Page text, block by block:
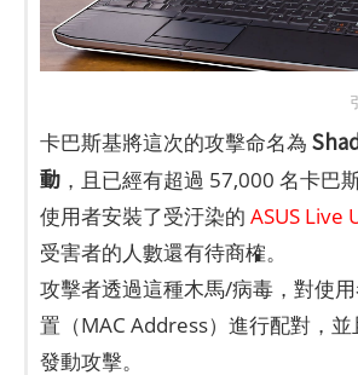
卡巴斯基將這次的攻擊命名為
動 ，且已經有超過 57,000 名卡巴
使用者安裝了受汙染的 ASUS Live
受害者的人數還有待商榷。
攻擊者透過這種木馬/病毒，對使
置（MAC Address）進行配對，
發動攻擊。